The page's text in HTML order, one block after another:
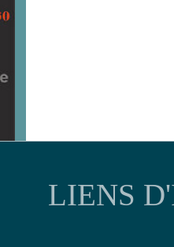
LIENS